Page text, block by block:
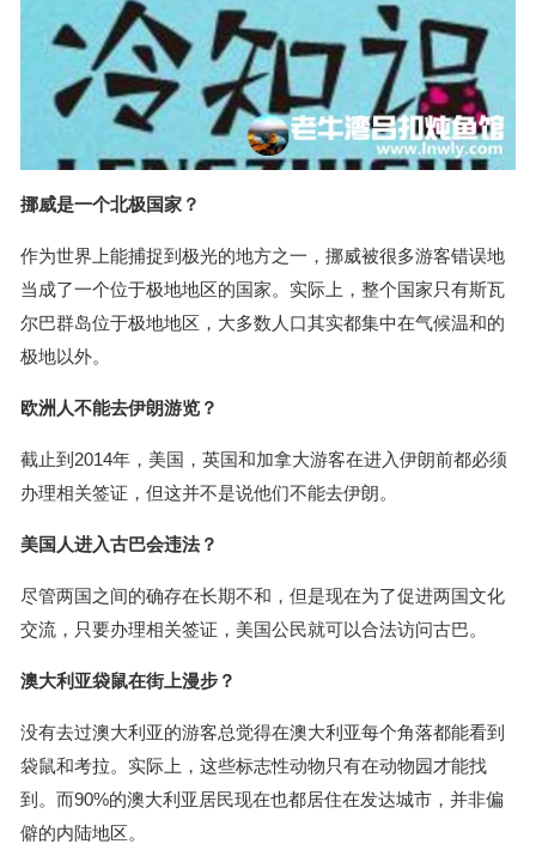
挪威是一个北极国家？
作为世界上能捕捉到极光的地方之一，挪威被很多游客错误地
当成了一个位于极地地区的国家。实际上，整个国家只有斯瓦
尔巴群岛位于极地地区，大多数人口其实都集中在气候温和的
极地以外。
欧洲人不能去伊朗游览？
截止到2014年，美国，英国和加拿大游客在进入伊朗前都必须
办理相关签证，但这并不是说他们不能去伊朗。
美国人进入古巴会违法？
尽管两国之间的确存在长期不和，但是现在为了促进两国文化
交流，只要办理相关签证，美国公民就可以合法访问古巴。
澳大利亚袋鼠在街上漫步？
没有去过澳大利亚的游客总觉得在澳大利亚每个角落都能看到
袋鼠和考拉。实际上，这些标志性动物只有在动物园才能找
到。而90%的澳大利亚居民现在也都居住在发达城市，并非偏
僻的内陆地区。